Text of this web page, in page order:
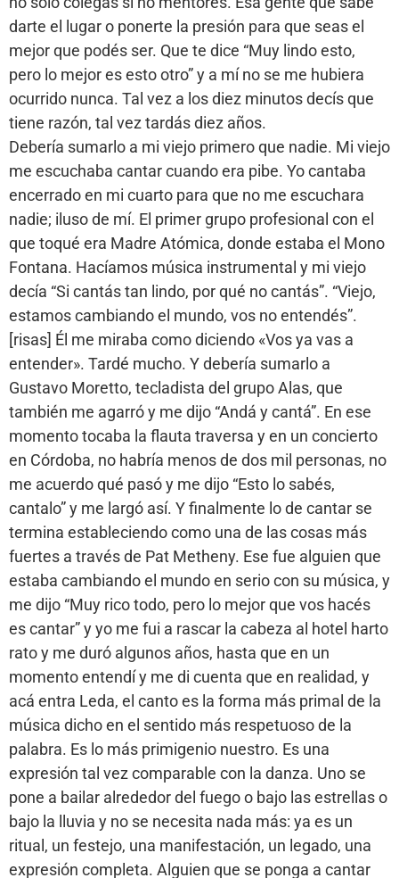
darte el lugar o ponerte la presión para que seas el
mejor que podés ser. Que te dice “Muy lindo esto,
pero lo mejor es esto otro” y a mí no se me hubiera
ocurrido nunca. Tal vez a los diez minutos decís que
tiene razón, tal vez tardás diez años.
Debería sumarlo a mi viejo primero que nadie. Mi viejo
me escuchaba cantar cuando era pibe. Yo cantaba
encerrado en mi cuarto para que no me escuchara
nadie; iluso de mí. El primer grupo profesional con el
que toqué era Madre Atómica, donde estaba el Mono
Fontana. Hacíamos música instrumental y mi viejo
decía “Si cantás tan lindo, por qué no cantás”. “Viejo,
estamos cambiando el mundo, vos no entendés”.
[risas] Él me miraba como diciendo «Vos ya vas a
entender». Tardé mucho. Y debería sumarlo a
Gustavo Moretto, tecladista del grupo Alas, que
también me agarró y me dijo “Andá y cantá”. En ese
momento tocaba la flauta traversa y en un concierto
en Córdoba, no habría menos de dos mil personas, no
me acuerdo qué pasó y me dijo “Esto lo sabés,
cantalo” y me largó así. Y finalmente lo de cantar se
termina estableciendo como una de las cosas más
fuertes a través de Pat Metheny. Ese fue alguien que
estaba cambiando el mundo en serio con su música, y
me dijo “Muy rico todo, pero lo mejor que vos hacés
es cantar” y yo me fui a rascar la cabeza al hotel harto
rato y me duró algunos años, hasta que en un
momento entendí y me di cuenta que en realidad, y
acá entra Leda, el canto es la forma más primal de la
música dicho en el sentido más respetuoso de la
palabra. Es lo más primigenio nuestro. Es una
expresión tal vez comparable con la danza. Uno se
pone a bailar alrededor del fuego o bajo las estrellas o
bajo la lluvia y no se necesita nada más: ya es un
ritual, un festejo, una manifestación, un legado, una
expresión completa. Alguien que se ponga a cantar